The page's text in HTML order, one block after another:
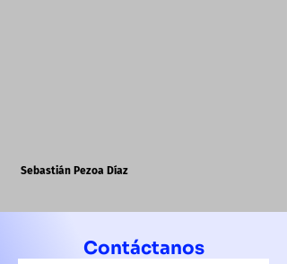
Sebastián Pezoa Díaz
Contáctanos